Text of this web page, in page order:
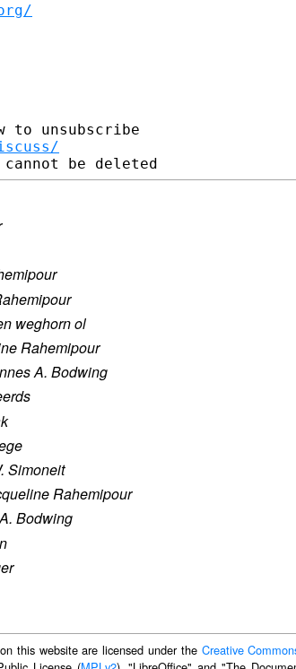
to unsubscribe
weghorn ol
Rahemipour
A. Bodwing
Simoneit
Rahemipour
Bodwing
this website are licensed under the Creative